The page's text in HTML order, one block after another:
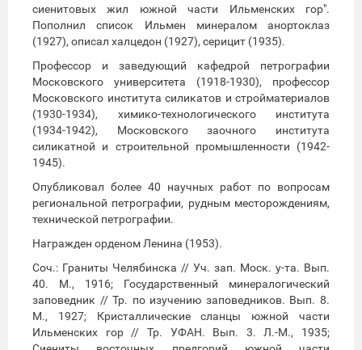
сиенитовых жил южной части Ильменских гор".
Пополнил список Ильмен минералом анортоклаз
(1927), описал халцедон (1927), серицит (1935).
Профессор и заведующий кафедрой петрографии
Московского университета (1918-1930), профессор
Московского института силикатов и стройматериалов
(1930-1934), химико-технологического института
(1934-1942), Московского заочного института
силикатной и строительной промышленности (1942-
1945).
Опубликовал более 40 научных работ по вопросам
региональной петрографии, рудным месторождениям,
технической петрографии.
Награжден орденом Ленина (1953).
Соч.: Граниты Челябинска // Уч. зап. Моск. у-та. Вып.
40. М., 1916; Государственный минералогический
заповедник // Тр. по изучению заповедников. Вып. 8.
М., 1927; Кристаллические сланцы южной части
Ильменских гор // Тр. УФАН. Вып. 3. Л.-М., 1935;